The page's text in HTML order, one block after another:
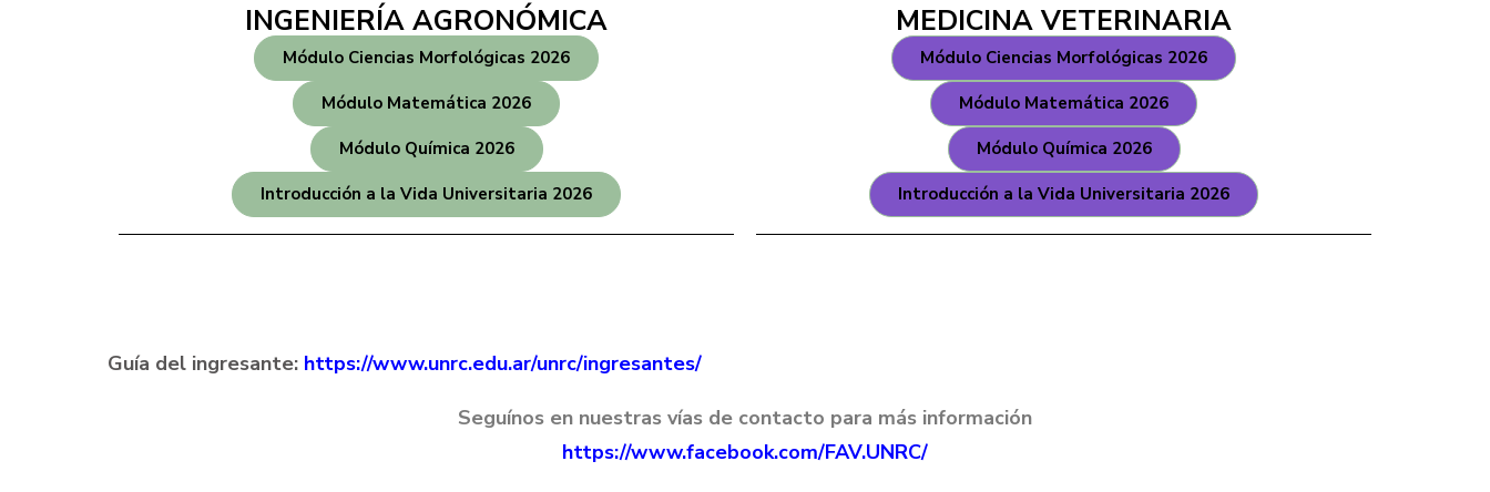
INGENIERÍA AGRONÓMICA
Módulo Ciencias Morfológicas 2026
Módulo Matemática 2026
Módulo Química 2026
Introducción a la Vida Universitaria 2026
MEDICINA VETERINARIA
Módulo Ciencias Morfológicas 2026
Módulo Matemática 2026
Módulo Química 2026
Introducción a la Vida Universitaria 2026
Guía del ingresante: https://www.unrc.edu.ar/unrc/ingresantes/
Seguínos en nuestras vías de contacto para más información
https://www.facebook.com/FAV.UNRC/